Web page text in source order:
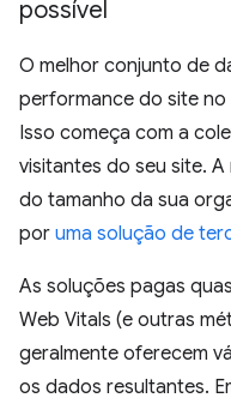
possível
O melhor conjunto de
performance do site
Isso começa com a
visitantes do seu site.
do tamanho da sua
por uma solução de
As soluções pagas
Web Vitals (e outras
geralmente oferecem
os dados resultantes.